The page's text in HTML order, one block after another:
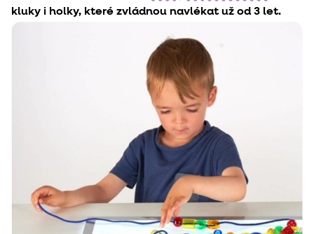
kluky i holky, které zvládnou navlékat už od 3 let.